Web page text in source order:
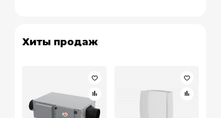
Хиты продаж